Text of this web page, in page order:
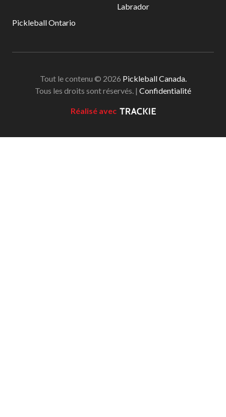
Labrador
Pickleball Ontario
Tout le contenu © 2026 Pickleball Canada.
Tous les droits sont réservés. | Confidentialité
Réalisé avec